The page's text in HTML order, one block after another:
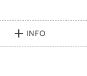
INFO